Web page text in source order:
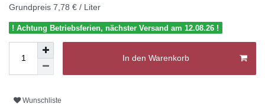
Grundpreis 7,78 € / Liter
! Achtung Betriebsferien, nächster Versand am 12.08.26 !
In den Warenkorb
Wunschliste